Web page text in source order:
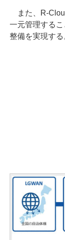
また、R-
一元管理する
整備を実現する